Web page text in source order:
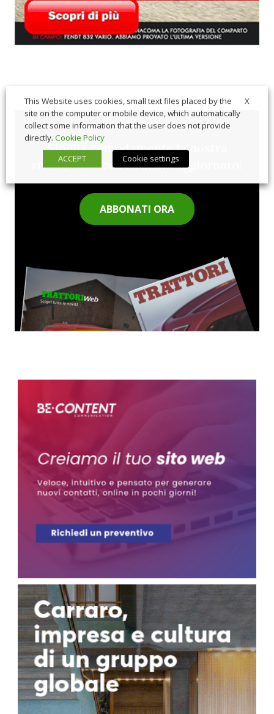
Sfoglia comodamente la nostra
rivista cartacea e rimani aggiornato!
ABBONATI ORA
X
This Website uses cookies, small text files placed by the
site on the computer or mobile device, which automatically
collect some information that the user does not provide
directly. Cookie Policy
ACCEPT
Cookie settings